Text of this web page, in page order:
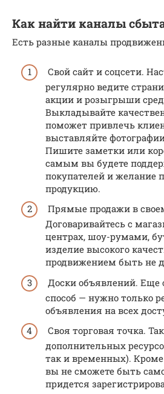
Как найти каналы
Есть разные каналы
Свой сайт и соцсети.
регулярно ведите
акции и розыгрыши
Выкладывайте
поможет привлечь
выставляйте
Пишите заметки или
самым вы будете
покупателей и желание
продукцию.
Прямые продажи в
Договаривайтесь с
центрах, шоу-румами,
изделие высокого
продвижением быть не
Доски объявлений. Еще
способ — нужно только
объявления на всех
Своя торговая точка.
дополнительных
так и временных). Кроме
вы не сможете быть
придется